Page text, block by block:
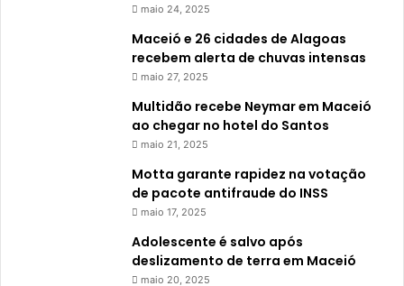
maio 24, 2025
Maceió e 26 cidades de Alagoas
recebem alerta de chuvas intensas
maio 27, 2025
Multidão recebe Neymar em Maceió
ao chegar no hotel do Santos
maio 21, 2025
Motta garante rapidez na votação
de pacote antifraude do INSS
maio 17, 2025
Adolescente é salvo após
deslizamento de terra em Maceió
maio 20, 2025